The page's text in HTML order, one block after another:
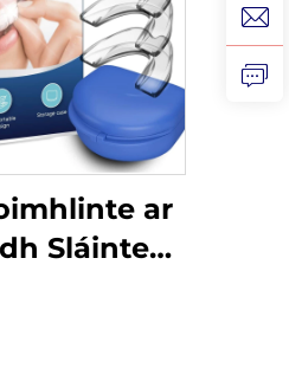
ar
Sláinte